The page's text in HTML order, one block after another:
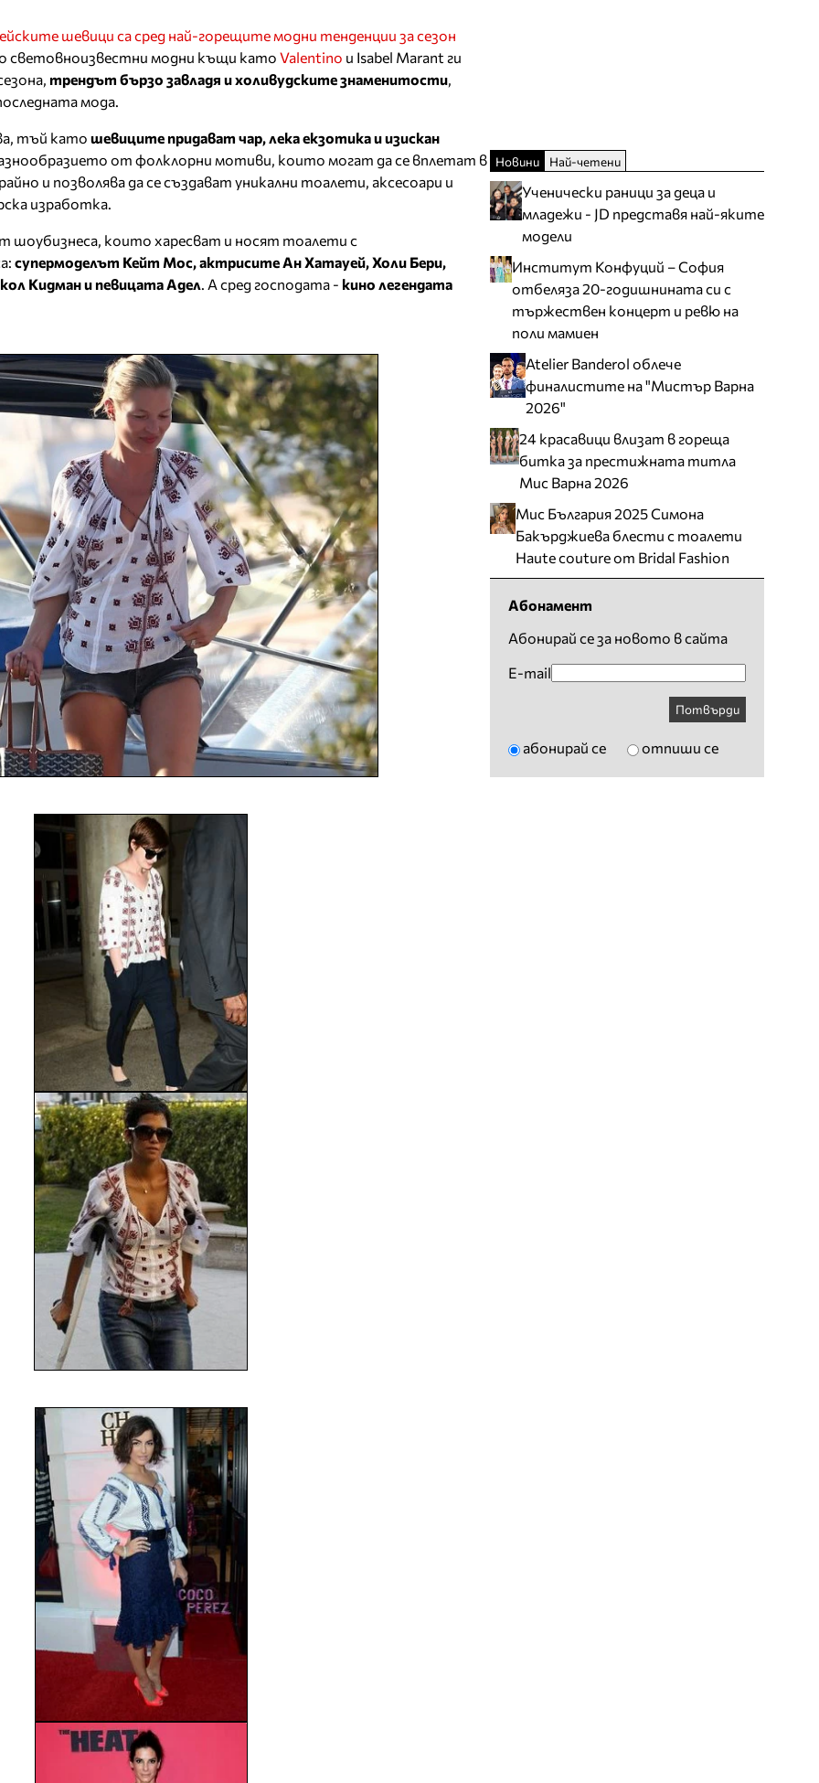
шевици са сред най-горещите модни тенденции за сезон
световноизвестни модни къщи като Valentino и Isabel Marant ги
трендът бързо завладя и холивудските знаменитости
мода.
тъй като шевиците придават чар, лека екзотика и изискан
от фолклорни мотиви, които могат да се вплетат в
и позволява да се създават уникални тоалети, аксесоари и
изработка.
шоубизнеса, които харесват и носят тоалети с
супермоделът Кейт Мос, актрисите Ан Хатауей, Холи Бери,
Кидман и певицата Адел . А сред господата - кино легендата
Новини Най-четени
Ученически раници за деца и
младежи - JD представя най-яките
модели
Институт Конфуций – София
отбеляза 20-годишнината си с
тържествен концерт и ревю на
поли мамиен
Atelier Banderol облече
финалистите на "Мистър Варна
2026"
24 красавици влизат в гореща
битка за престижната титла
Мис Варна 2026
Мис България 2025 Симона
Бакърджиева блести с тоалети
Haute couture от Bridal Fashion
Абонамент
Абонирай се за новото в сайта
E-mail
Потвърди
абонирай се отпиши се